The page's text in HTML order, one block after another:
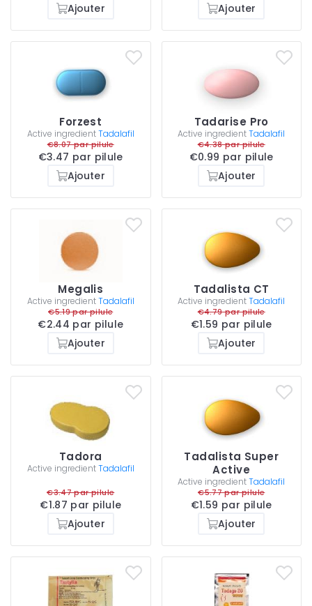
Ajouter
Ajouter
Forzest
Active ingredientTadalafil
€8.07 par pilule
€3.47 par pilule
Ajouter
Tadarise Pro
Active ingredientTadalafil
€4.38 par pilule
€0.99 par pilule
Ajouter
Megalis
Active ingredientTadalafil
€5.19 par pilule
€2.44 par pilule
Ajouter
Tadalista CT
Active ingredientTadalafil
€4.79 par pilule
€1.59 par pilule
Ajouter
Tadora
Active ingredientTadalafil
€3.47 par pilule
€1.87 par pilule
Ajouter
Tadalista Super
Active
Active ingredientTadalafil
€5.77 par pilule
€1.59 par pilule
Ajouter